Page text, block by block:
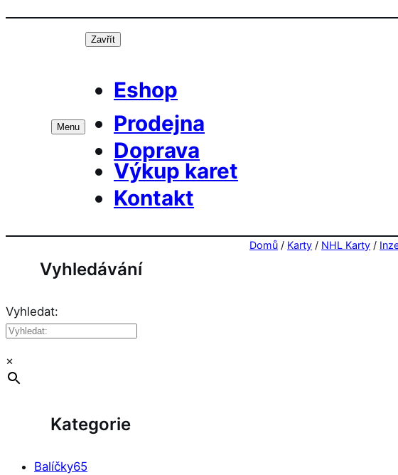
Přeskočit
Menu
Zavřít
Eshop
Prodejna
Doprava
Výkup karet
Kontakt
Vyhledávání
Vyhledat:
×
Kategorie
Balíčky65
Domů / Karty / NHL Karty /